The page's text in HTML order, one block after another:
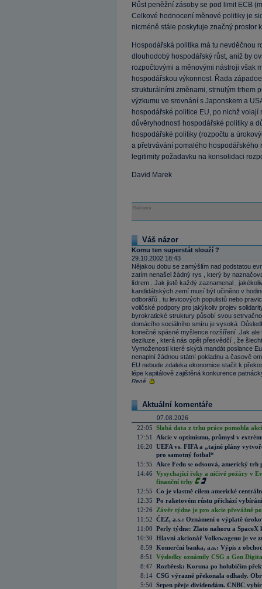
Růst peněžní zásoby se pod limit ECB
Celkové hodnocení měnové politiky je
nicméně stále poskytuje značný prostor
Hospodářská politika má tu nevděčnou
dlouhodobý hospodářský růst, aniž by
rozpočtovými a měnovými nástroji však
hospodářskou výkonnost. Řada
strukturálními změnami, strnulým trhem
výzkumu ve srovnání s Japonskem a
hospodářské politice EU, po nichž
důvěryhodnosti hospodářské politiky a
hospodářské politiky (rozpočtu a
a přetrvávání pomalého
legitimity požadavku na konsolidaci
David Marek
Reklama
Váš názor
Komu ten superstát slouží ?
29.10.2002 18:43
Nějakou dobu se zamýšlím nad podstatou
zatím nenašel žádný rys , který by
lídrem . Jak jistě každý zaznamenal ,
kandidátských zemí musí být učiněno v
odborářů , tu levicových populistů nebo
voličské podpory pro jakýkoliv projev
byrokratické struktury působí svou
domácího sociálního smíru je vysoká
konečné spásné myšlence rozšíření .Jak
deziluze , která nás opět přesvědčí , že
Vymoženosti které skýtá mandát poslance
nenaplní žádnou státní pokladnu a časově
EU nebude zdaleka ekonomice stačit k
lépe kapitálově zajištěná konkurence
René
Aktuální komentáře
07.08.2026
22:05 Slabá data z trhu práce pomohla
17:51
Akcie v optimismu, průmysl v
16:20 UEFA vs. FIFA a „tajné plány
pro samotný fotbal“
15:35
Akce Fedu se odsouvá, americký
14:46 Vysychající řeky a ničivé požáry v
finanční trhy
12:55 Co je vlastně cílem americké
12:35 Po raketovém růstu přichází
12:26
Závěr týdne je pro akcie převážně
11:52 ČEZ, a.s.: Oznámení o výplatě
11:00 Perly týdne: Zlato nahoru a SpaceX
10:30 Hlavní akcionář Volkswagenu je ve
8:59 Komerční banka, a.s.: Výpis z
8:51
Výsledky oznámily CSG a Gen
8:47 Rozbřesk: Koruna po holubičím
8:14 CSG výrazně překonala odhady.
5:50 Srpen přeje dividendám. CNBC